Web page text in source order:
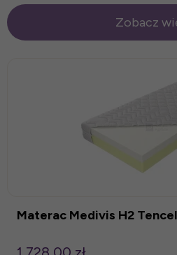
Zobacz
Materac Medivis H2